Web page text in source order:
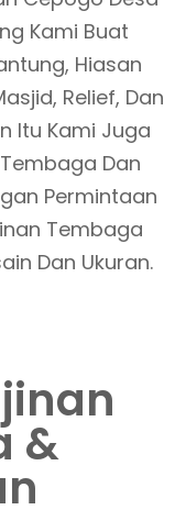
Kami Buat
Hiasan
Relief, Dan
Itu Kami Juga
Dan
Permintaan
Tembaga
Dan Ukuran.
&